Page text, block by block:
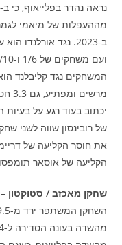
מההעפלות של מיאמי
יכתוב בעוד רגע על בעיות
של רובינסון שווה לשני
את חוסר הקליעה של
הקליעה של אוסאר
שחקן מאכזב / סטוקטון –